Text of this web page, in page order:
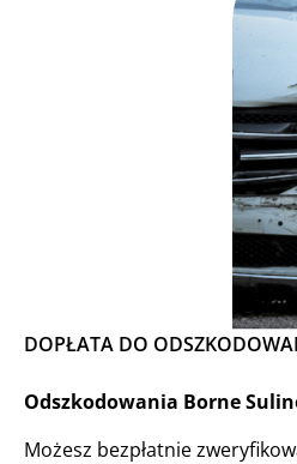
DOPŁATA DO
Odszkodowania Borne
Możesz bezpłatnie